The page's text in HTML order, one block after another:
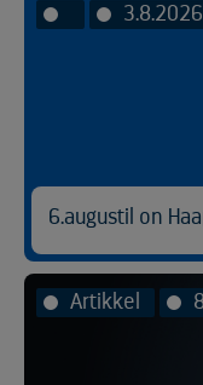
3.8.2026
Artikkel